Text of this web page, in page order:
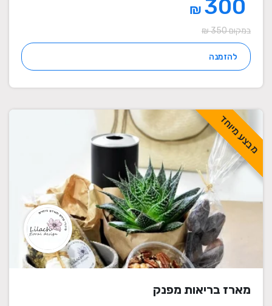
₪
במקום 350 ₪
להזמנה
מבצע מיוחד
מארז בריאות מפנק